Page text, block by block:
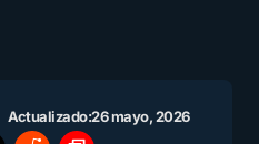
Actualizado:26 mayo, 2026